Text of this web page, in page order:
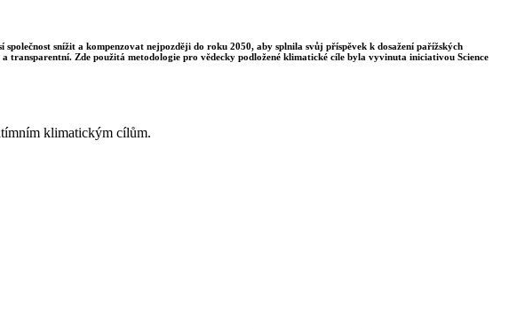
snížit a kompenzovat nejpozději do roku 2050, aby splnila svůj příspěvek k dosažení pařížských
transparentní. Zde použitá metodologie pro vědecky podložené klimatické cíle byla vyvinuta iniciativou Science
klimatickým cílům.